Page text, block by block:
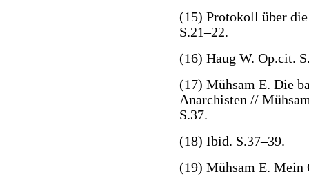
(15) Protokoll über
S.21–22.
(16) Haug W. Op.cit.
(17) Mühsam E. Die
Anarchisten //
S.37.
(18) Ibid. S.37–39.
(19) Mühsam E. Mein